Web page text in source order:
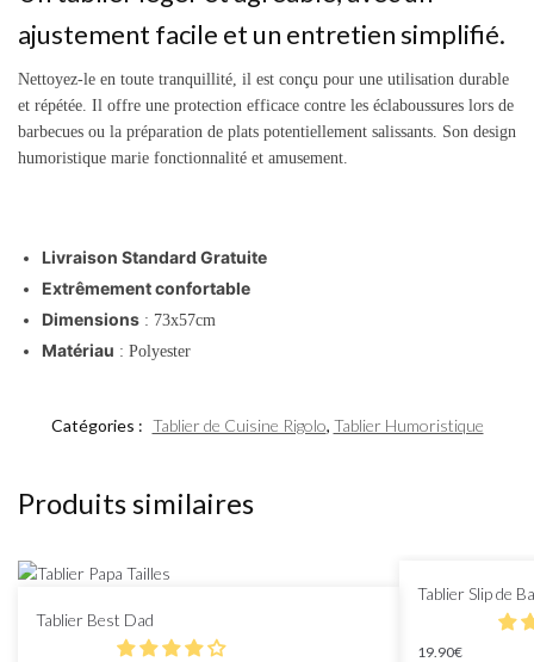
ajustement facile et un entretien simplifié.
Nettoyez-le en toute tranquillité, il est conçu pour une utilisation durable
et répétée. Il offre une protection efficace contre les éclaboussures lors de
barbecues ou la préparation de plats potentiellement salissants. Son design
humoristique marie fonctionnalité et amusement.
Livraison Standard Gratuite
Extrêmement confortable
Dimensions : 73x57cm
Matériau : Polyester
Catégories : Tablier de Cuisine Rigolo, Tablier Humoristique
Produits similaires
Tablier Best Dad
Tablier Slip de
19.90€